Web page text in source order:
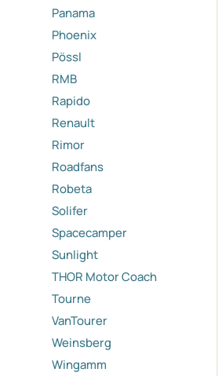
Panama
Phoenix
Pössl
RMB
Rapido
Renault
Rimor
Roadfans
Robeta
Solifer
Spacecamper
Sunlight
THOR Motor Coach
Tourne
VanTourer
Weinsberg
Wingamm